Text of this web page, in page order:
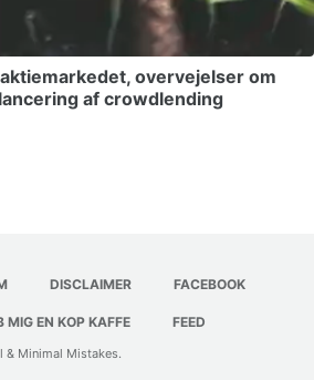
overvejelser om
af crowdlending
DISCLAIMER FACEBOOK
MIG EN KOP KAFFE FEED
& Minimal Mistakes.